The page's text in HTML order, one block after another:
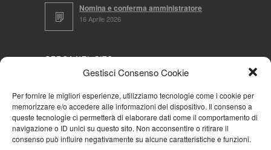
Gestisci Consenso Cookie
Per fornire le migliori esperienze, utilizziamo tecnologie come i cookie per
memorizzare e/o accedere alle informazioni del dispositivo. Il consenso a
queste tecnologie ci permetterà di elaborare dati come il comportamento di
navigazione o ID unici su questo sito. Non acconsentire o ritirare il
consenso può influire negativamente su alcune caratteristiche e funzioni.
Nomina e conferma amministratore
16 Aprile 2026
CERCA NEL SITO
NAVIGA PER
Mappa completa